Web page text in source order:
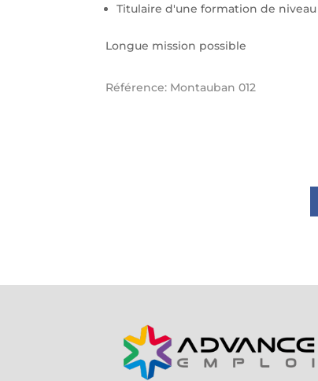
Titulaire d'une formation de
Longue mission possible
Référence: Montauban 012